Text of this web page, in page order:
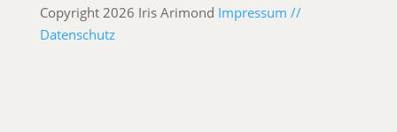
Copyright 2026 Iris Arimond Impressum //
Datenschutz